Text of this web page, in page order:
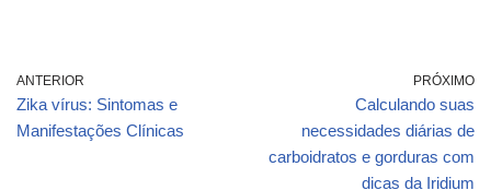
ANTERIOR
Zika vírus: Sintomas e
Manifestações Clínicas
PRÓXIMO
Calculando suas
necessidades diárias de
carboidratos e gorduras com
dicas da Iridium